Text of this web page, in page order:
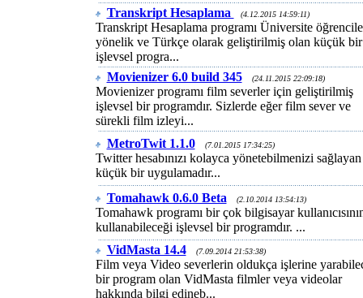
Transkript Hesaplama
(4.12.2015 14:59:11)
Transkript Hesaplama programı Üniversite
yönelik ve Türkçe olarak geliştirilmiş olan küçük bir
işlevsel progra...
Movienizer 6.0 build 345
(24.11.2015 22:09:18)
Movienizer programı film severler için geliştirilmiş
işlevsel bir programdır. Sizlerde eğer film sever ve
sürekli film izleyi...
MetroTwit 1.1.0
(7.01.2015 17:34:25)
Twitter hesabınızı kolayca yönetebilmenizi sağlayan
küçük bir uygulamadır...
Tomahawk 0.6.0 Beta
(2.10.2014 13:54:13)
Tomahawk programı bir çok bilgisayar
kullanabileceği işlevsel bir programdır. ...
VidMasta 14.4
(7.09.2014 21:53:38)
Film veya Video severlerin oldukça işlerine
bir program olan VidMasta filmler veya videolar
hakkında bilgi edineb...